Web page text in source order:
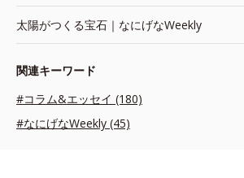
太陽がつくる宝石｜なにげなWeekly
関連キーワード
#コラム&エッセイ (180)
#なにげなWeekly (45)